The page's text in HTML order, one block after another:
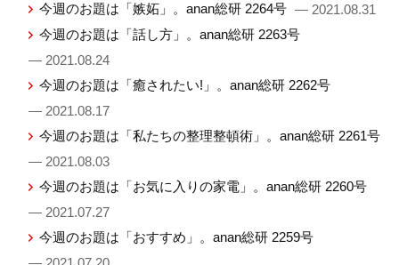
今週のお題は「嫉妬」。anan総研 2264号 — 2021.08.31
今週のお題は「話し方」。anan総研 2263号
— 2021.08.24
今週のお題は「癒されたい!」。anan総研 2262号
— 2021.08.17
今週のお題は「私たちの整理整頓術」。anan総研 2261号
— 2021.08.03
今週のお題は「お気に入りの家電」。anan総研 2260号
— 2021.07.27
今週のお題は「おすすめ」。anan総研 2259号